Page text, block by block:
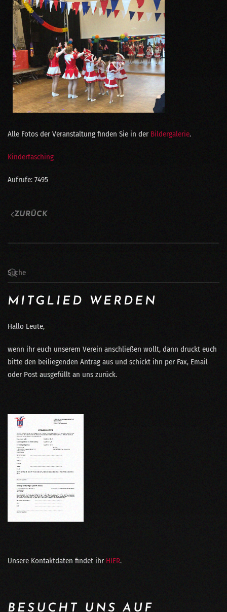
Alle Fotos der Veranstaltung finden Sie in der Bildergalerie.
Kinderfasching
Aufrufe: 7495
ZURÜCK
MITGLIED WERDEN
Hallo Leute,
wenn ihr euch unserem Verein anschließen wollt, dann druckt euch
bitte den beiliegenden Antrag aus und schickt ihn per Fax, Email
oder Post ausgefüllt an uns zurück.
Unsere Kontaktdaten findet ihr HIER.
BESUCHT UNS AUF